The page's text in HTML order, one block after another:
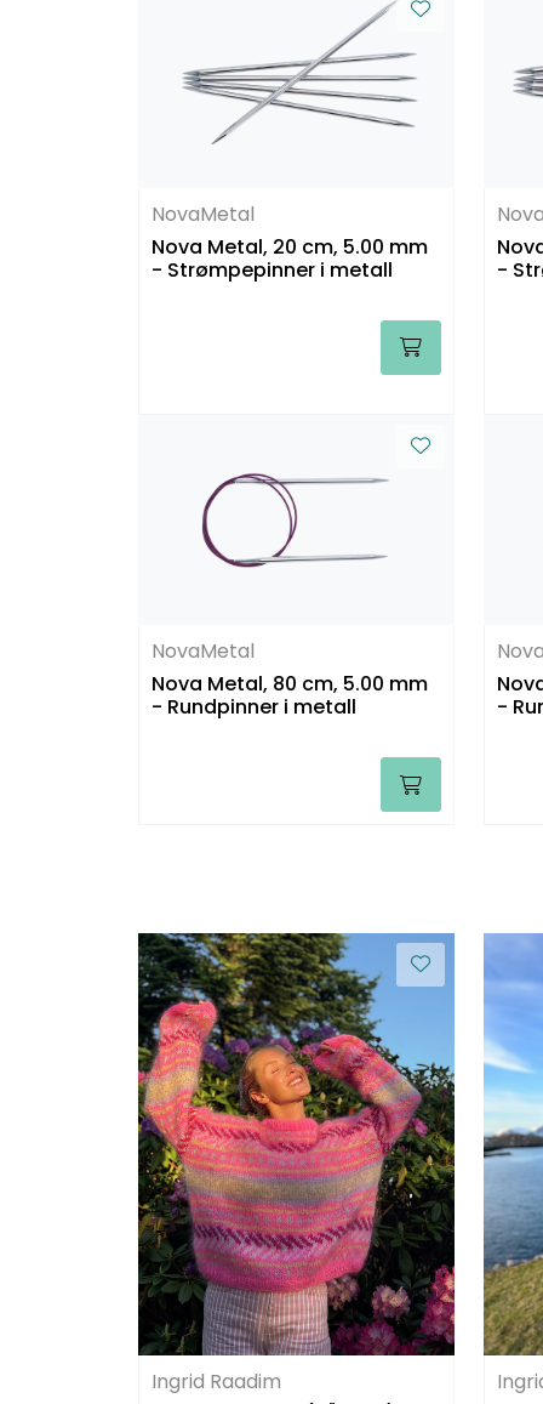
NovaMetal
Nova Metal, 20 cm, 5.00 mm
- Strømpepinner i metall
-
NovaMetal
Nova Metal, 80 cm, 5.00 mm
- Rundpinner i metall
-
Ingrid Raadim